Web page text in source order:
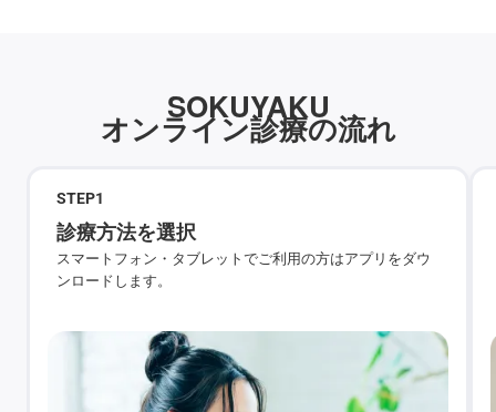
SOKUYAKU
オンライン診療の流れ
STEP1
診療方法を選択
スマートフォン・タブレットでご利用の方はアプリをダウ
ンロードします。